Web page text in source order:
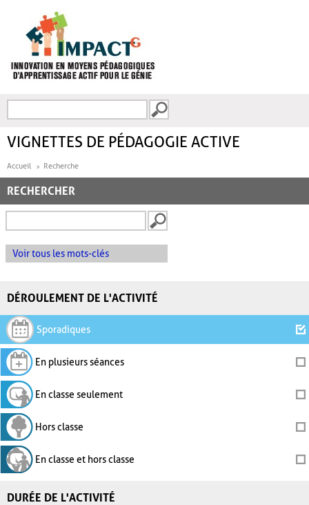
FORMULAIRE DE
VIGNETTES DE PÉDAGOGIE ACTIVE
Accueil Recherche
RECHERCHER
Voir tous les mots-clés
DÉROULEMENT DE L'ACTIVITÉ
Sporadiques
En plusieurs séances
En classe seulement
Hors classe
En classe et hors classe
DURÉE DE L'ACTIVITÉ